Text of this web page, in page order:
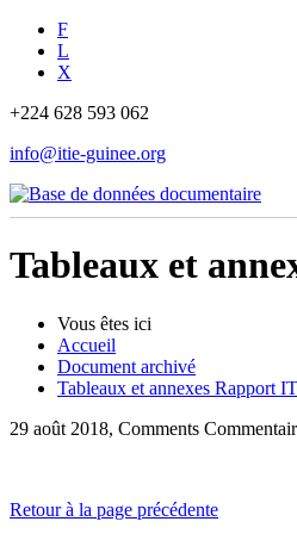
F
L
X
+224 628 593 062
info@itie-guinee.org
Tableaux et
Vous êtes ici
Accueil
Document archivé
Tableaux et annexes Rapport
29 août 2018, Comments
Retour à la page précédente